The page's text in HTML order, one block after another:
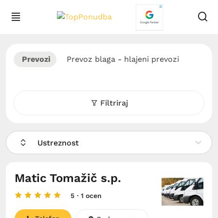
Prevozi Prevoz blaga - hlajeni prevozi
Filtriraj
Ustreznost
Matic Tomažič s.p.
5 · 1 ocen